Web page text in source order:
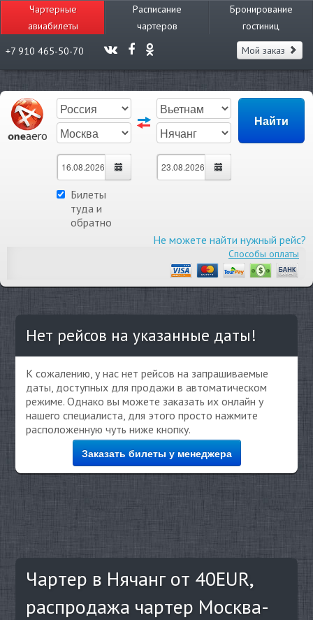
Чартерные
авиабилеты
Расписание
чартеров
Бронирование
гостиниц
+7 910 465-50-70
Мой заказ
Билеты
туда и
обратно
Не можете найти нужный рейс?
Способы оплаты
Нет рейсов на указанные даты!
К сожалению, у нас нет рейсов на запрашиваемые
даты, доступных для продажи в автоматическом
режиме. Однако вы можете заказать их онлайн у
нашего специалиста, для этого просто нажмите
расположенную чуть ниже кнопку.
Заказать билеты у менеджера
Чартер в Нячанг от 40EUR,
распродажа чартер Москва-